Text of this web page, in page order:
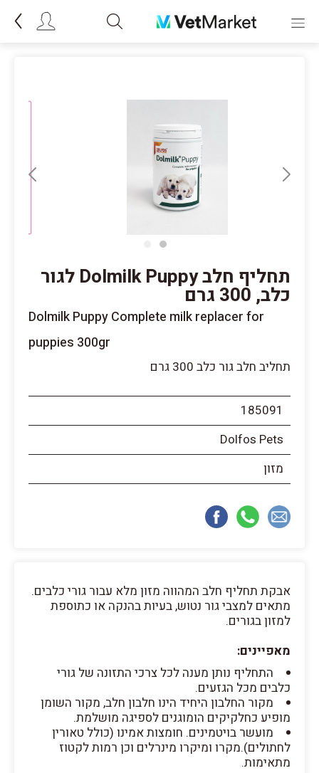
תחליף חלב Dolmilk Puppy לגור
כלב, 300 גרם
Dolmilk Puppy Complete milk replacer for
puppies 300gr
תחליב חלב גור כלב 300 גרם
185091
Dolfos Pets
מזון
אבקת תחליף חלב המהווה מזון מלא עבור גורי כלבים.
מתאים למצבי גור נטוש, בעיות בהנקה או כתוספת
למזון בגורים.
מאפיינים:
התחליף נותן מענה לכל צרכי התזונה של גורי
כלבים מכל הגזעים.
מקור החלבון היחיד הינו חלבון חלב, מקור השומן
מופיע כחלקיקים הומוגנים לספיגה מושלמת.
מועשר בויטמינים. חומצות אמינו (כולל טאורין
לחתולים).מקרו ומיקרו מינרלים וכן רמות לקטוז
מתאימות.